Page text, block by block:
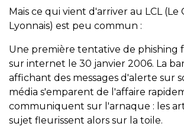
Mais ce qui vient d'arriver au LCL (Le
Lyonnais) est peu commun :
Une première tentative de phishing
sur internet le 30 janvier 2006. La
affichant des messages d'alerte sur
média s'emparent de l'affaire
communiquent sur l'arnaque : les
sujet fleurissent alors sur la toile.